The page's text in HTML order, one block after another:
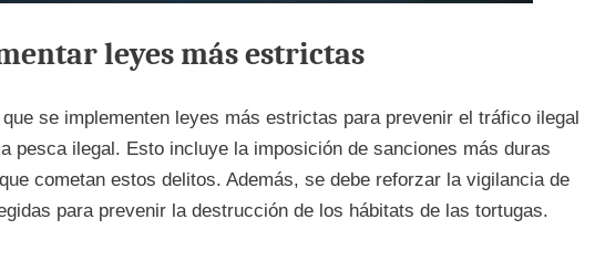
leyes más estrictas
se implementen leyes más estrictas para prevenir el tráfico ilegal
pesca ilegal. Esto incluye la imposición de sanciones más duras
cometan estos delitos. Además, se debe reforzar la vigilancia de
para prevenir la destrucción de los hábitats de las tortugas.